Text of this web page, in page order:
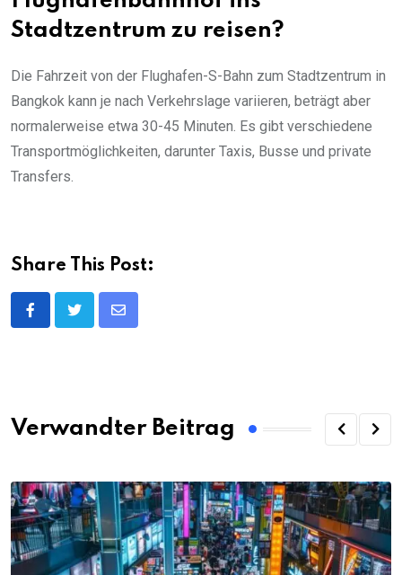
Stadtzentrum zu reisen?
Die Fahrzeit von der Flughafen-S-Bahn zum Stadtzentrum in
Bangkok kann je nach Verkehrslage variieren, beträgt aber
normalerweise etwa 30-45 Minuten. Es gibt verschiedene
Transportmöglichkeiten, darunter Taxis, Busse und private
Transfers.
Share This Post:
Share
Verwandter Beitrag